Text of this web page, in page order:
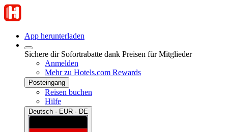
App herunterladen
Sichere dir Sofortrabatte dank Preisen für Mitglieder
Anmelden
Mehr zu Hotels.com Rewards
Posteingang
Reisen buchen
Hilfe
Deutsch · EUR · DE